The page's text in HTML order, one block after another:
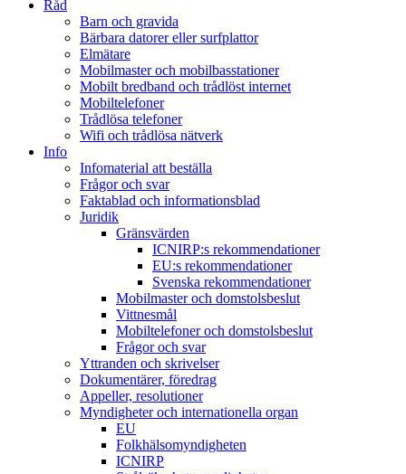
Råd
Barn och gravida
Bärbara datorer eller surfplattor
Elmätare
Mobilmaster och mobilbasstationer
Mobilt bredband och trådlöst internet
Mobiltelefoner
Trådlösa telefoner
Wifi och trådlösa nätverk
Info
Infomaterial att beställa
Frågor och svar
Faktablad och informationsblad
Juridik
Gränsvärden
ICNIRP:s rekommendationer
EU:s rekommendationer
Svenska rekommendationer
Mobilmaster och domstolsbeslut
Vittnesmål
Mobiltelefoner och domstolsbeslut
Frågor och svar
Yttranden och skrivelser
Dokumentärer, föredrag
Appeller, resolutioner
Myndigheter och internationella organ
EU
Folkhälsomyndigheten
ICNIRP